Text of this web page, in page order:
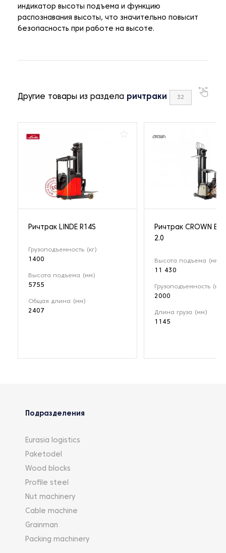
индикатор высоты подъема и функцию
распознавания высоты, что значительно повысит
безопасность при работе на высоте.
Другие товары из раздела ричтраки 32
Ричтрак LINDE R14S
Грузоподъемность (кг)
1400
Высота подъема (мм)
5755
Общая длина (мм)
2407
Ричтрак CROWN
2.0
Высота подъема (мм)
11 430
Грузоподъемность (кг)
2000
Длина груза (мм)
1145
Подразделения
Eurasia logistics
Paketodel
Wood blocks
Profile steel
Nut machinery
Cable machine
Grainman
Packing machinery